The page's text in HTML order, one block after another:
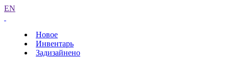
EN
Новое
Инвентарь
Задизайнено